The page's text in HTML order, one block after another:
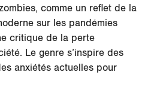
comme un reflet de la
sur les pandémies
critique de la perte
Le genre s’inspire des
anxiétés actuelles pour